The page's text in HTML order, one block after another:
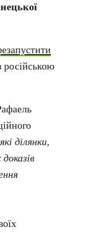
російською
ділянки,